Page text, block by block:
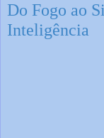
Do Fogo ao
Inteligência